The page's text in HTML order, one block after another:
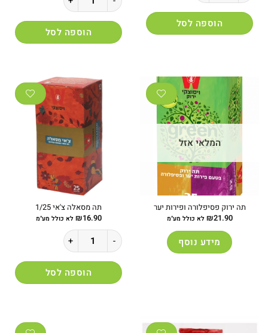
הוספה לסל
הוספה לסל
המלאי אזל
תה ירוק פסיפלורה ופירות יער
₪21.90 לא כולל מע"מ
מידע נוסף
תה מסאלה צ'אי 1/25
₪16.90 לא כולל מע"מ
כמות של תה מסאלה צ'אי 1/25
הוספה לסל